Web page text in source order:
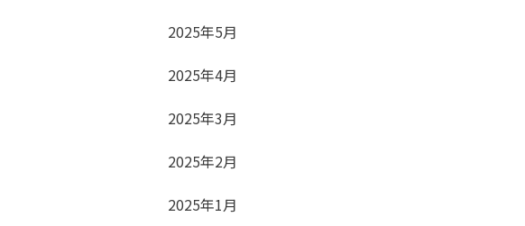
2025年5月
2025年4月
2025年3月
2025年2月
2025年1月